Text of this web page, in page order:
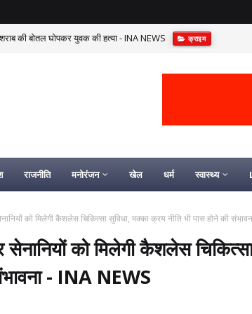
की बोतल घोपकर युवक की हत्या - INA NEWS क्राइम
पुलिस ने दो शातिर शराब तस्करों को दबोचा, 282 बोतल अंग्रेजी शराब
राजनीति मनोरंजन खेल धर्म स्वास्थ्य
को मिलेगी कैशलेस चिकित्सा सुविधा, मक्का क्रय नीति भी पास होने की
को मिलेगी कैशलेस
- INA NEWS